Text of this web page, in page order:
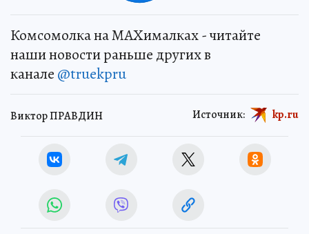
Комсомолка на MAXималках - читайте
наши новости раньше других в
канале @truekpru
Виктор ПРАВДИН Источник: kp.ru